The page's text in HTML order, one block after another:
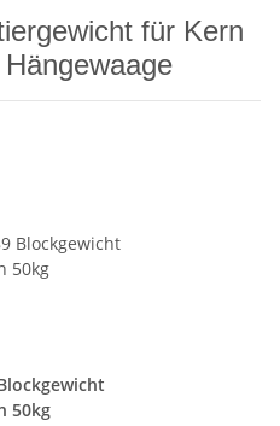
für Kern
50kg